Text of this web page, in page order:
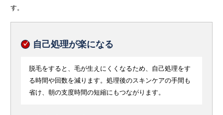
す。
自己処理が楽になる
脱毛をすると、毛が生えにくくなるため、自己処理をす
る時間や回数を減ります。処理後のスキンケアの手間も
省け、朝の支度時間の短縮にもつながります。